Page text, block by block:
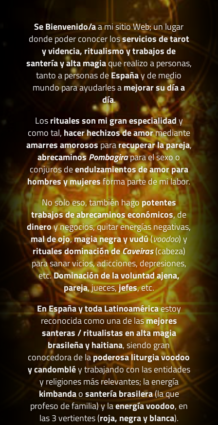
Se Bienvenido/aa mi sitio Web; un lugar
donde poder conocer losservicios de tarot
y videncia, ritualismo y trabajos de
santería y alta magiaque realizo a personas,
tanto a personas deEspañay de medio
mundo para ayudarles amejorar su día a
día.
Losrituales son mi gran especialidady
como tal, hacer hechizos de amormediante
amarres amorosospararecuperar la pareja,
abrecaminosPombagirapara el sexo o
conjuros deendulzamientos de amor para
hombres y mujeresforma parte de mi labor.
No solo eso, también hagopotentes
trabajos de abrecaminos económicos, de
dineroy negocios, quitar energías negativas,
mal de ojo,magia negra y vudú(voodoo) y
rituales dominación deCaveiras(cabeza)
para sanar vicios, adicciones, depresiones,
etc.Dominación de la voluntad ajena,
pareja, jueces,jefes, etc.
En España y toda Latinoaméricaestoy
reconocida como una de lasmejores
santeras / ritualistas en alta magia
brasileña y haitiana, siendo gran
conocedora de lapoderosa liturgia voodoo
y candombléy trabajando con las entidades
y religiones más relevantes; la energía
kimbandaosantería brasilera(la que
profeso de familia) y laenergía voodoo, en
las 3 vertientes (roja, negra y blanca).